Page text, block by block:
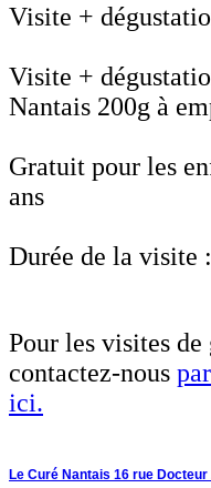
Visite +
Visite +
Nantais 200g à
Gratuit pour les
ans
Durée de la visite
Pour les visites de
contactez-nous
ici.
Le Curé Nantais 16 rue